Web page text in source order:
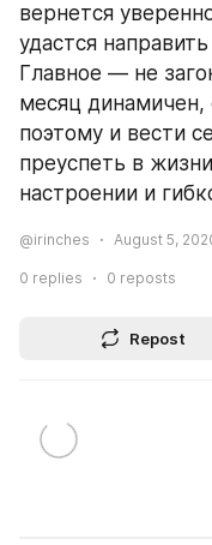
вернется
удастся
Главное — не
месяц динамичен,
поэтому и вести
преуспеть в
настроении и
@irinches August 5,
0 replies 0 reposts
Repost